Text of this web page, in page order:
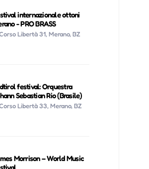
internazionale ottoni
- PRO BRASS
Libertà 31, Merano, BZ
festival: Orquestra
Sebastian Rio (Brasile)
Libertà 33, Merano, BZ
Morrison – World Music